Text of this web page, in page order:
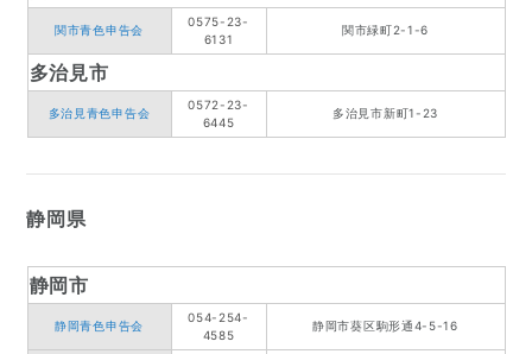
関市青色申告会
0575-23-
6131
関市緑町2-1-6
多治見市
多治見青色申告会
0572-23-
6445
多治見市新町1-23
静岡県
静岡市
静岡青色申告会
054-254-
4585
静岡市葵区駒形通4-5-16